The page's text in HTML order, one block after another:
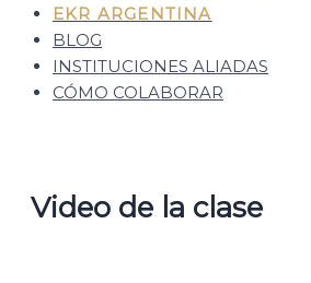
EKR ARGENTINA
BLOG
INSTITUCIONES ALIADAS
CÓMO COLABORAR
Video de la clase